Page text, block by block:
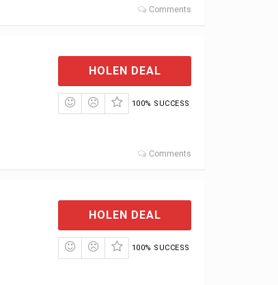
Comments
HOLEN DEAL
100% SUCCESS
Comments
HOLEN DEAL
100% SUCCESS